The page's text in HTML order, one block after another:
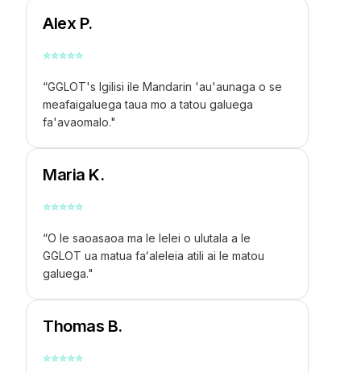
Alex P.
⭐⭐⭐⭐⭐
“GGLOT's Igilisi ile Mandarin 'au'aunaga o se
meafaigaluega taua mo a tatou galuega
fa'avaomalo."
Maria K.
⭐⭐⭐⭐⭐
“O le saoasaoa ma le lelei o ulutala a le
GGLOT ua matua faʻaleleia atili ai le matou
galuega."
Thomas B.
⭐⭐⭐⭐⭐